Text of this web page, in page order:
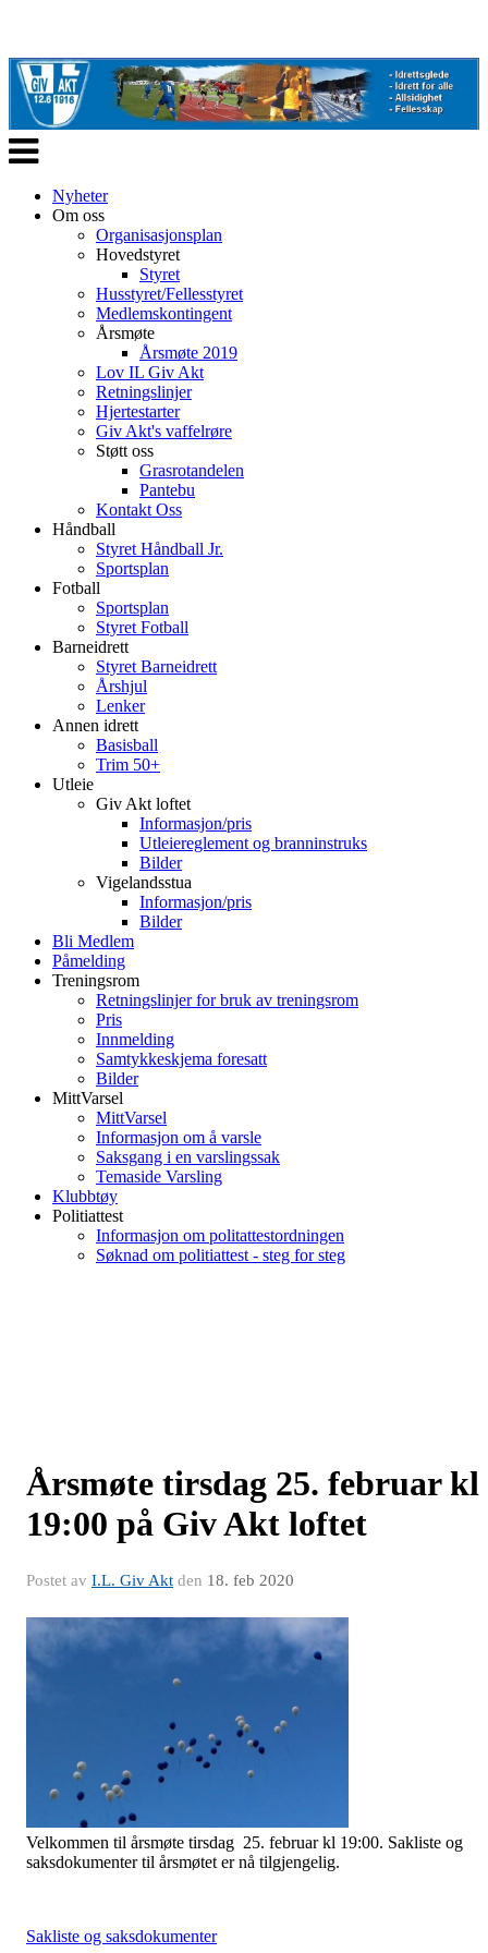
Veksle
navigasjon
Nyheter
Om oss
Organisasjonsplan
Hovedstyret
Styret
Husstyret/Fellesstyret
Medlemskontingent
Årsmøte
Årsmøte 2019
Lov IL Giv Akt
Retningslinjer
Hjertestarter
Giv Akt's vaffelrøre
Støtt oss
Grasrotandelen
Pantebu
Kontakt Oss
Håndball
Styret Håndball Jr.
Sportsplan
Fotball
Sportsplan
Styret Fotball
Barneidrett
Styret Barneidrett
Årshjul
Lenker
Annen idrett
Basisball
Trim 50+
Utleie
Giv Akt loftet
Informasjon/pris
Utleiereglement og branninstruks
Bilder
Vigelandsstua
Informasjon/pris
Bilder
Bli Medlem
Påmelding
Treningsrom
Retningslinjer for bruk av treningsrom
Pris
Innmelding
Samtykkeskjema foresatt
Bilder
MittVarsel
MittVarsel
Informasjon om å varsle
Saksgang i en varslingssak
Temaside Varsling
Klubbtøy
Politiattest
Informasjon om politattestordningen
Søknad om politiattest - steg for steg
Årsmøte tirsdag 25. februar kl
19:00 på Giv Akt loftet
Postet av I.L. Giv Akt den 18. feb 2020
Velkommen til årsmøte tirsdag 25. februar kl 19:00. Sakliste og
saksdokumenter til årsmøtet er nå tilgjengelig.
Sakliste og saksdokumenter